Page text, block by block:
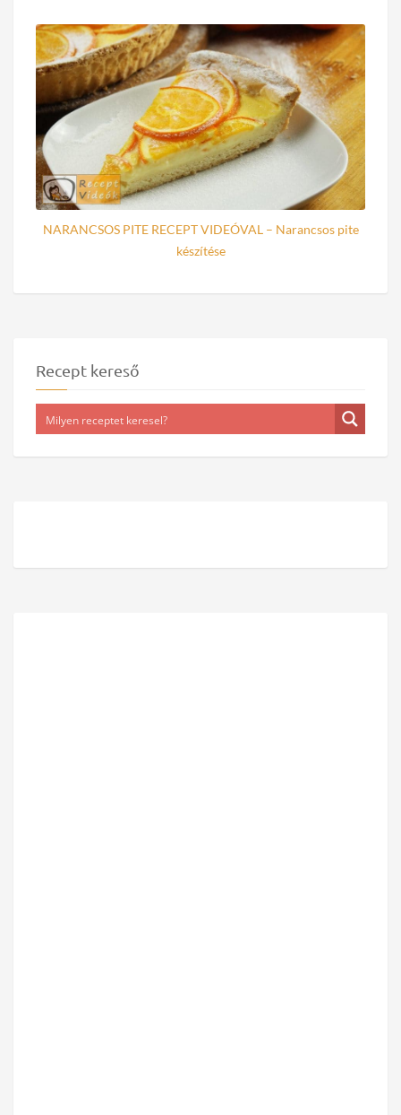
NARANCSOS PITE RECEPT VIDEÓVAL – Narancsos pite
készítése
Recept kereső